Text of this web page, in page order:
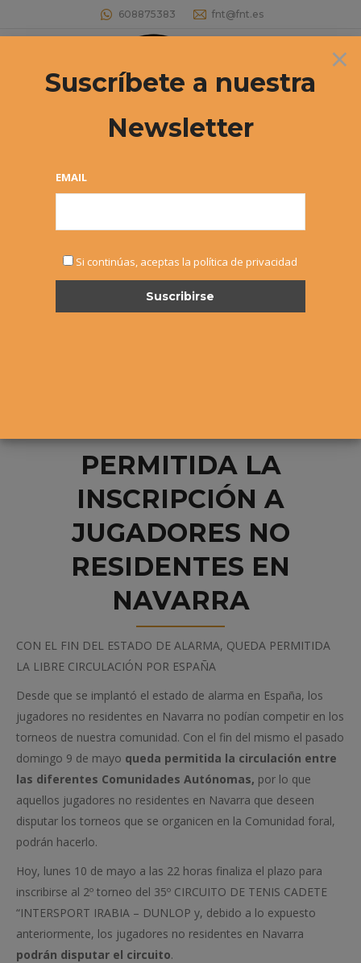
608875383 fnt@fnt.es
Buscar:
PERMITIDA LA
INSCRIPCIÓN A
JUGADORES NO
RESIDENTES EN
NAVARRA
CON EL FIN DEL ESTADO DE ALARMA, QUEDA PERMITIDA
LA LIBRE CIRCULACIÓN POR ESPAÑA
Desde que se implantó el estado de alarma en España, los
jugadores no residentes en Navarra no podían competir en los
torneos de nuestra comunidad. Con el fin del mismo el pasado
domingo 9 de mayo queda permitida la circulación entre
las diferentes Comunidades Autónomas, por lo que
aquellos jugadores no residentes en Navarra que deseen
disputar los torneos que se organicen en la Comunidad foral,
podrán hacerlo.
Hoy, lunes 10 de mayo a las 22 horas finaliza el plazo para
inscribirse al 2º torneo del 35º CIRCUITO DE TENIS CADETE
“INTERSPORT IRABIA – DUNLOP y, debido a lo expuesto
anteriormente, los jugadores no residentes en Navarra
podrán disputar el circuito.
×
Suscríbete a nuestra
Newsletter
EMAIL
Si continúas, aceptas la política de privacidad